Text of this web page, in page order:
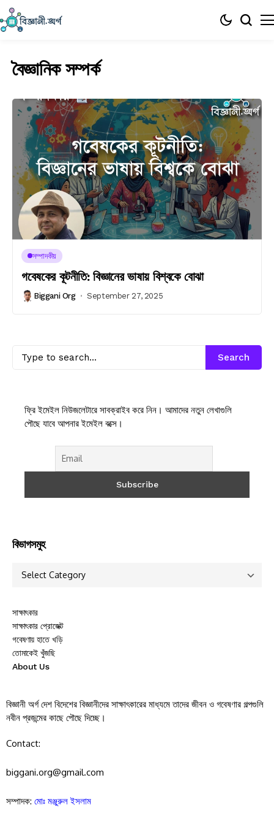
বৈজ্ঞানিক সম্পর্ক
সম্পাদকীয়
গবেষকের কূটনীতি: বিজ্ঞানের ভাষায় বিশ্বকে বোঝা
Biggani Org September 27, 2025
Search
ফ্রি ইমেইল নিউজলেটারে সাবক্রাইব করে নিন। আমাদের নতুন লেখাগুলি
পৌছে যাবে আপনার ইমেইল বক্সে।
বিভাগসমুহ
সাক্ষাৎকার
সাক্ষাৎকার প্রোজেক্ট
গবেষণায় হাতে খড়ি
তোমাকেই খুঁজছি
About Us
বিজ্ঞানী অর্গ দেশ বিদেশের বিজ্ঞানীদের সাক্ষাৎকারের মাধ্যমে তাদের জীবন ও গবেষণার গল্পগুলি
নবীন প্রজন্মের কাছে পৌছে দিচ্ছে।
Contact:
biggani.org@gmail.com
সম্পাদক: মোঃ মঞ্জুরুল ইসলাম